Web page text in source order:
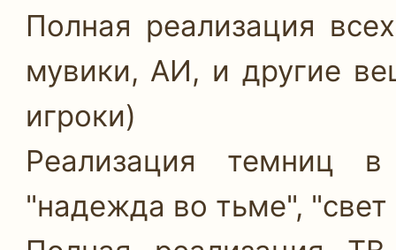
Полная реализация
мувики, АИ, и другие
игроки)
Реализация темниц
"надежда во тьме", "свет